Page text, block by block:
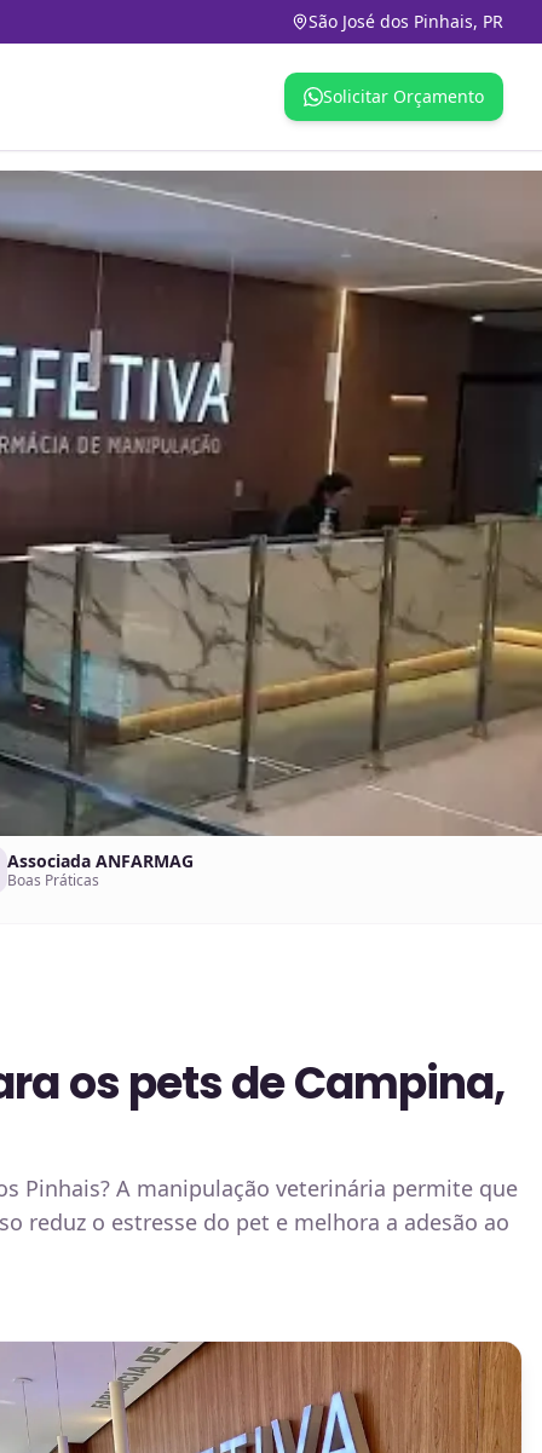
São José dos Pinhais, PR
Solicitar Orçamento
Associada ANFARMAG
Boas Práticas
os pets de Campina,
Pinhais? A manipulação veterinária permite que
reduz o estresse do pet e melhora a adesão ao